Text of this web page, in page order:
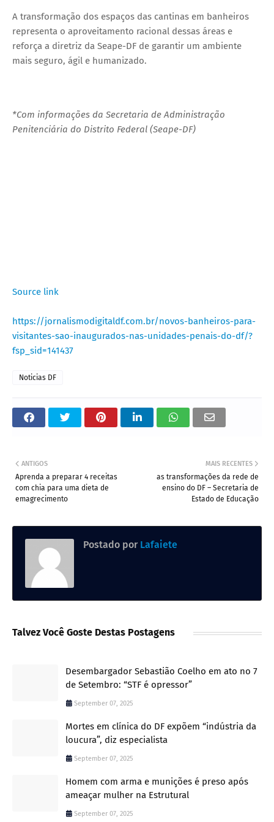
A transformação dos espaços das cantinas em banheiros
representa o aproveitamento racional dessas áreas e
reforça a diretriz da Seape-DF de garantir um ambiente
mais seguro, ágil e humanizado.
*Com informações da Secretaria de Administração
Penitenciária do Distrito Federal (Seape-DF)
Source link
https://jornalismodigitaldf.com.br/novos-banheiros-para-
visitantes-sao-inaugurados-nas-unidades-penais-do-df/?
fsp_sid=141437
Noticias DF
MAIS RECENTES
as transformações da rede de
ensino do DF – Secretaria de
Estado de Educação
ANTIGOS
Aprenda a preparar 4 receitas
com chia para uma dieta de
emagrecimento
Postado por Lafaiete
Talvez Você Goste Destas Postagens
Desembargador Sebastião Coelho em ato no 7
de Setembro: “STF é opressor”
September 07, 2025
Mortes em clínica do DF expõem “indústria da
loucura”, diz especialista
September 07, 2025
Homem com arma e munições é preso após
ameaçar mulher na Estrutural
September 07, 2025